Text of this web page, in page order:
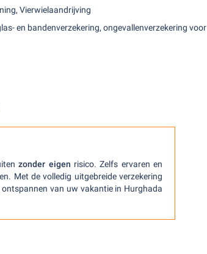
Vierwielaandrijving
en bandenverzekering, ongevallenverzekering voor
zonder eigen risico. Zelfs ervaren en
Met de volledig uitgebreide verzekering
van uw vakantie in Hurghada